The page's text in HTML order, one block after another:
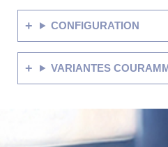
CONFIGURATION
VARIANTES